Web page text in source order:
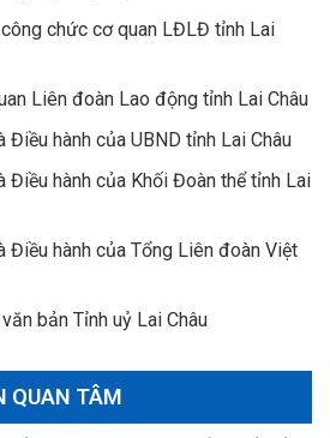
công chức cơ quan LĐLĐ tỉnh Lai
Liên đoàn Lao động tỉnh Lai Châu
Điều hành của UBND tỉnh Lai Châu
Điều hành của Khối Đoàn thể tỉnh Lai
Điều hành của Tổng Liên đoàn Việt
bản Tỉnh uỷ Lai Châu
QUAN TÂM